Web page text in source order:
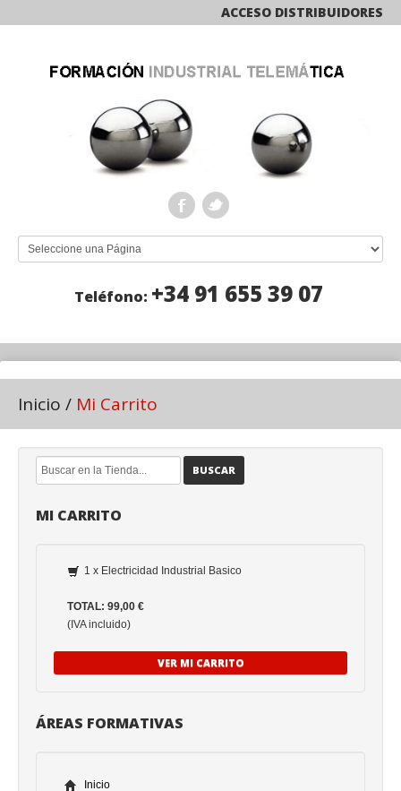
ACCESO DISTRIBUIDORES
Teléfono: +34 91 655 39 07
Inicio / Mi Carrito
BUSCAR
MI CARRITO
1 x Electricidad Industrial Basico
TOTAL: 99,00 €
(IVA incluido)
VER MI CARRITO
ÁREAS FORMATIVAS
Inicio